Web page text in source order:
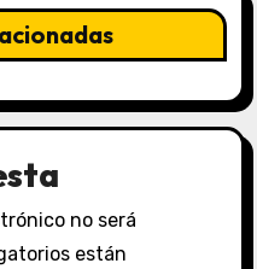
no será
están